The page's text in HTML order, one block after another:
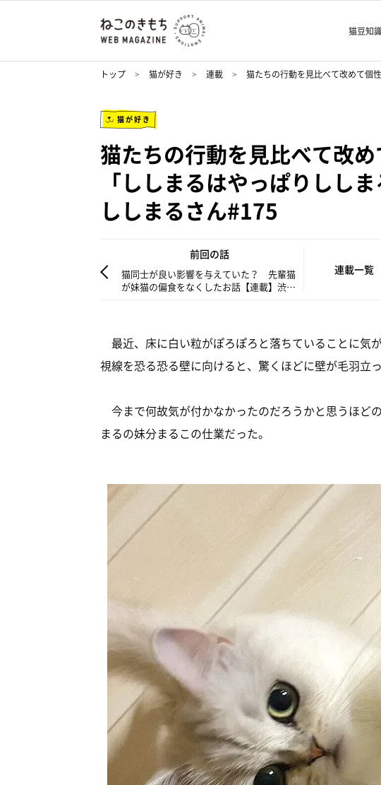
猫豆知
トップ 猫が好き 連載 猫たちの行動を見比べて改めて個
猫が好き
猫たちの行動を見比べて改
「ししまるはやっぱりしし
ししまるさん#175
前回の話
猫同士が良い影響を与えていた？ 先輩猫
が妹猫の偏食をなくしたお話【連載】渋ネ
連載一覧
最近、床に白い粒がぽろぽろと落ちていることに気
視線を恐る恐る壁に向けると、驚くほどに壁が毛羽立っ
今まで何故気が付かなかったのだろうかと思うほど
まるの妹分まるこの仕業だった。